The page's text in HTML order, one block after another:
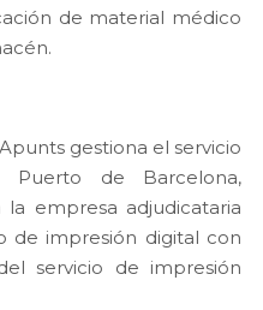
de material médico
gestiona el servicio
de Barcelona,
empresa adjudicataria
de impresión digital con
servicio de impresión